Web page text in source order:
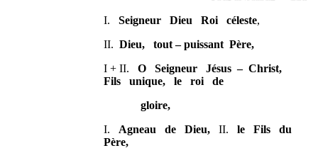
I.Seigneur Dieu Roi céleste,
II.Dieu, tout – puissant Père,
I + II.O Seigneur Jésus – Christ,
Fils unique, le roi de
gloire,
I. Agneau de Dieu, II.le Fils du
Père,